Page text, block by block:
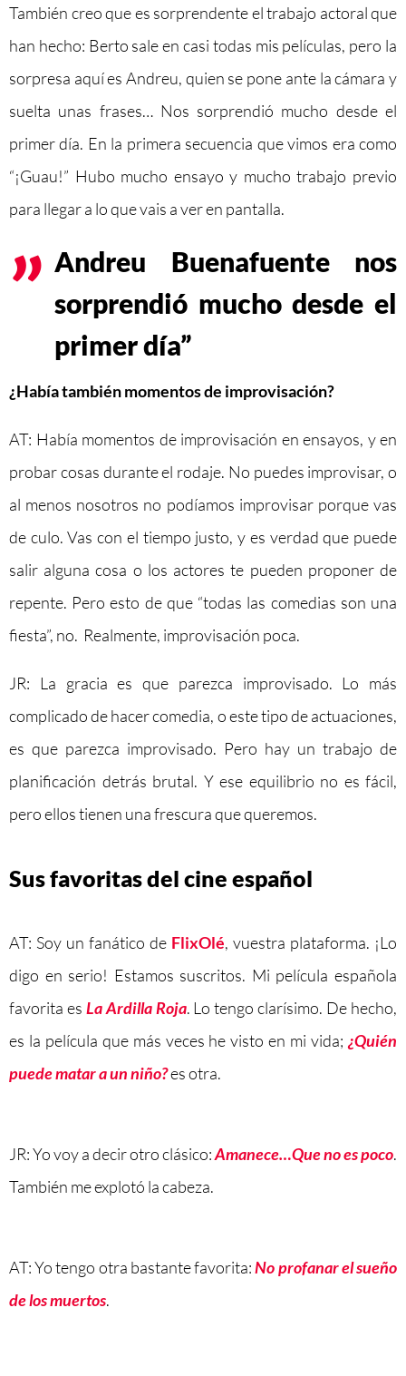
También creo que es sorprendente el trabajo actoral que
han hecho: Berto sale en casi todas mis películas, pero la
sorpresa aquí es Andreu, quien se pone ante la cámara y
suelta unas frases… Nos sorprendió mucho desde el
primer día. En la primera secuencia que vimos era como
“¡Guau!” Hubo mucho ensayo y mucho trabajo previo
para llegar a lo que vais a ver en pantalla.
Andreu Buenafuente nos
sorprendió mucho desde el
primer día”
¿Había también momentos de improvisación?
AT: Había momentos de improvisación en ensayos, y en
probar cosas durante el rodaje. No puedes improvisar, o
al menos nosotros no podíamos improvisar porque vas
de culo. Vas con el tiempo justo, y es verdad que puede
salir alguna cosa o los actores te pueden proponer de
repente. Pero esto de que “todas las comedias son una
fiesta”, no. Realmente, improvisación poca.
JR: La gracia es que parezca improvisado. Lo más
complicado de hacer comedia, o este tipo de actuaciones,
es que parezca improvisado. Pero hay un trabajo de
planificación detrás brutal. Y ese equilibrio no es fácil,
pero ellos tienen una frescura que queremos.
Sus favoritas del cine español
AT: Soy un fanático de FlixOlé, vuestra plataforma. ¡Lo
digo en serio! Estamos suscritos. Mi película española
favorita es La Ardilla Roja. Lo tengo clarísimo. De hecho,
es la película que más veces he visto en mi vida; ¿Quién
puede matar a un niño?es otra.
JR: Yo voy a decir otro clásico:Amanece…Que no es poco.
También me explotó la cabeza.
AT: Yo tengo otra bastante favorita:No profanar el sueño
de los muertos.